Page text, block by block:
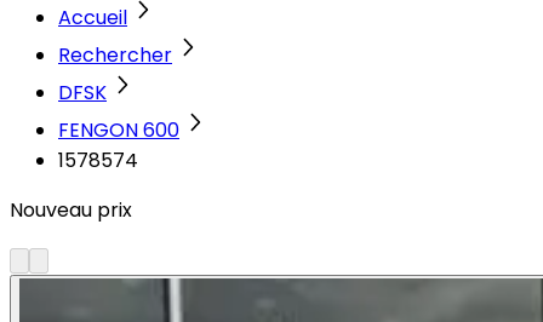
Accueil
Rechercher
DFSK
FENGON 600
1578574
Nouveau prix